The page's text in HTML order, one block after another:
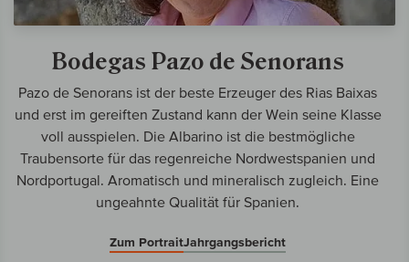
Bodegas Pazo de Senorans
Pazo de Senorans ist der beste Erzeuger des Rias Baixas
und erst im gereiften Zustand kann der Wein seine Klasse
voll ausspielen. Die Albarino ist die bestmögliche
Traubensorte für das regenreiche Nordwestspanien und
Nordportugal. Aromatisch und mineralisch zugleich. Eine
ungeahnte Qualität für Spanien.
Zum PortraitJahrgangsbericht